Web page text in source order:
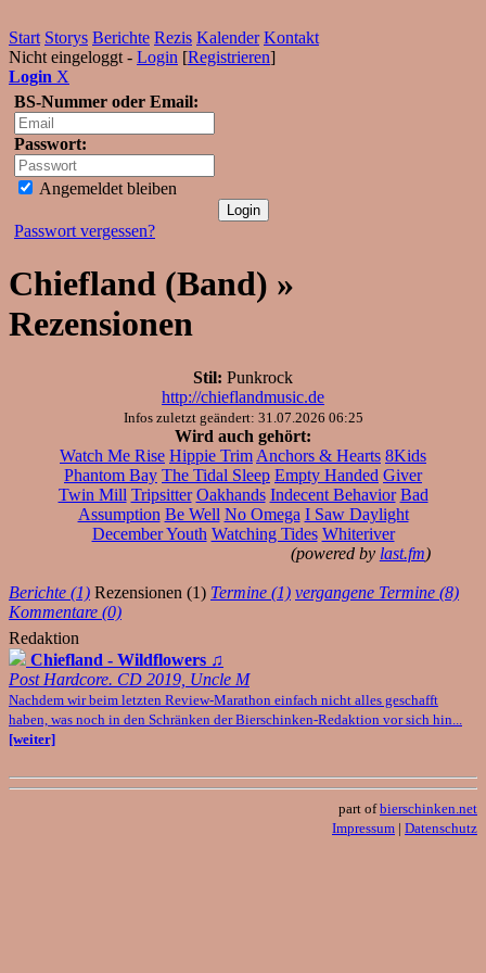
Start Storys Berichte Rezis Kalender Kontakt
Nicht eingeloggt - Login [Registrieren]
Login X
BS-Nummer oder Email:
Passwort:
Angemeldet bleiben
Passwort vergessen?
Chiefland (Band) »
Rezensionen
Stil: Punkrock
http://chieflandmusic.de
Infos zuletzt geändert: 31.07.2026 06:25
Wird auch gehört:
Watch Me Rise Hippie Trim Anchors & Hearts 8Kids
Phantom Bay The Tidal Sleep Empty Handed Giver
Twin Mill Tripsitter Oakhands Indecent Behavior Bad
Assumption Be Well No Omega I Saw Daylight
December Youth Watching Tides Whiteriver
(powered by last.fm)
Berichte (1) Rezensionen (1) Termine (1) vergangene Termine (8)
Kommentare (0)
Redaktion
Chiefland - Wildflowers ♫
Post Hardcore. CD 2019, Uncle M
Nachdem wir beim letzten Review-Marathon einfach nicht alles geschafft
haben, was noch in den Schränken der Bierschinken-Redaktion vor sich hin...
[weiter]
part ofbierschinken.net
Impressum | Datenschutz